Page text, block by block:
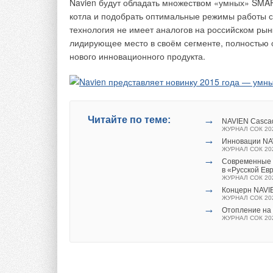
Navien будут обладать множеством «умных»
котла и подобрать оптимальные режимы работы
технология не имеет аналогов на российском
лидирующее место в своём сегменте, полностью
нового инновационного продукта.
Читайте по теме: → NAVIEN
ЖУРНАЛ СОК
→ Инновации
ЖУРНАЛ СОК
→
Современные
в «Русской
ЖУРНАЛ СОК
→ Концерн
ЖУРНАЛ СОК
→ Отопление на
ЖУРНАЛ СОК
в себе
арматуры,
компоненты.
список
водосчётчики
компоненты. В то
опционального
типов. В числе
ч для установки
теплоносителя.
дополнительную
фильтры,
Расширен список